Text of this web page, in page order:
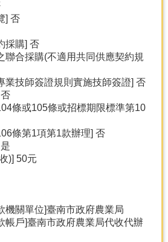
] 否
採購] 否
聯合採購(不適用共同供應契約規
業技師簽證規則實施技師簽證] 否
條或105條或招標期限標準第10
條第1項第1款辦理] 否
)] 50元
機關單位]臺南市政府農業局
帳戶]臺南市政府農業局代收代辦